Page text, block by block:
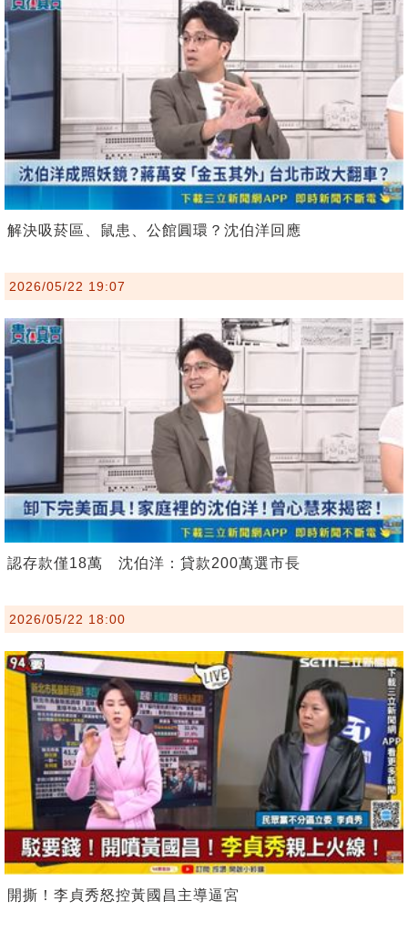
解決吸菸區、鼠患、公館圓環？沈伯洋回應
2026/05/22 19:07
認存款僅18萬 沈伯洋：貸款200萬選市長
2026/05/22 18:00
開撕！李貞秀怒控黃國昌主導逼宮